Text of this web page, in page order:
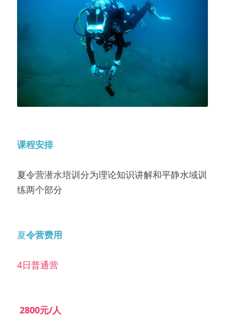
课程安排
夏令营潜水培训分为理论知识讲解和平静水域训
练两个部分
夏令营费用
4日普通营
2800元/人